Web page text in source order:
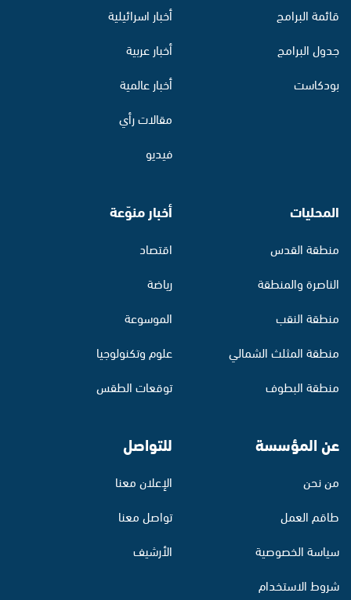
قائمة البرامج
جدول البرامج
بودكاست
أخبار اسرائيلية
أخبار عربية
أخبار عالمية
مقالات رأي
فيديو
المحليات
منطقة القدس
الناصرة والمنطقة
منطقة النقب
منطقة المثلث الشمالي
منطقة البطوف
أخبار منوّعة
اقتصاد
رياضة
الموسوعة
علوم وتكنولوجيا
توقعات الطقس
عن المؤسسة
من نحن
طاقم العمل
سياسة الخصوصية
شروط الاستخدام
للتواصل
الإعلان معنا
تواصل معنا
الأرشيف